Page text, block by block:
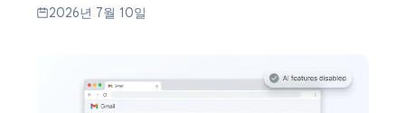
2026년 7월 10일